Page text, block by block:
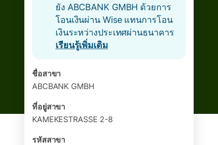
ยัง ABCBANK GMBH ด้วยการ
โอนเงินผ่าน Wise แทนการโอน
เงินระหว่างประเทศผ่านธนาคาร
เรียนรู้เพิ่มเติม
ชื่อสาขา
ABCBANK GMBH
ที่อยู่สาขา
KAMEKESTRASSE 2-8
รหัสสาขา